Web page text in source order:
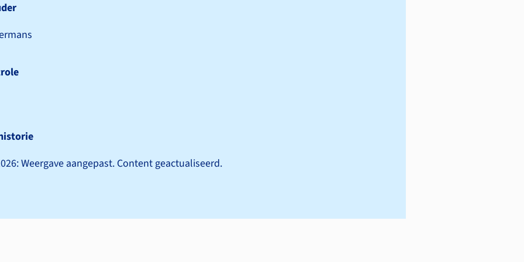
Weergave aangepast. Content geactualiseerd.